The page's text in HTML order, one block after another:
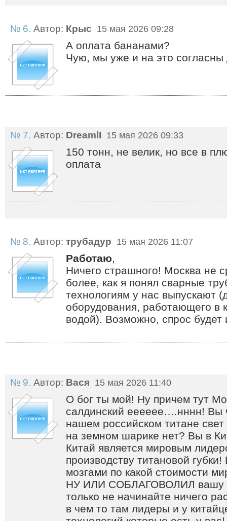
№ 6. Автор: Крыс 15 мая 2026 09:28
А оплата бананами?
Чую, мы уже и на это
№ 7. Автор: DreamlI 15 мая 2026 09:33
150 тонн, не велик, но все в
оплата
№ 8. Автор: трубадур 15 мая 2026 11:07
Работаю,
Ничего страшного! Москва не
более, как я понял сварные
технологиям у нас выпускают
оборудования, работающего в
водой). Возможно, спрос будет
№ 9. Автор: Вася 15 мая 2026 11:40
О бог ты мой! Ну причем тут
салдинский ееееее….нннн! Вы
нашем российском титане
на земном шарике нет? Вы в
Китай является мировым
производству титановой
мозгами по какой стоимости
НУ ИЛИ СОБЛАГОВОЛИЛ вашу
только не начинайте ничего
в чем то там лидеры и у